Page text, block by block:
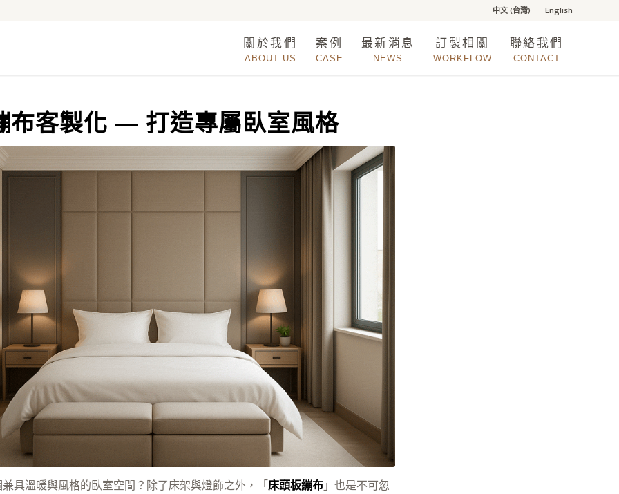
中文 (台灣) English
關於我們
ABOUT US
案例
CASE
最新消息
NEWS
訂製相關
WORKFLOW
聯絡我們
CONTACT
布客製化 — 打造專屬臥室風格
具溫暖與風格的臥室空間？除了床架與燈飾之外，「床頭板繃布」也是不可忽